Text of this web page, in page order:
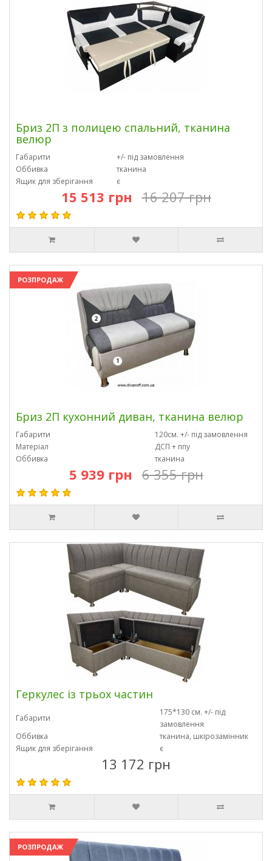
Бриз 2П з полицею спальний, тканина
велюр
Габарити
+/- під замовлення
Оббивка
тканина
Ящик для зберігання
є
15 513 грн 16 207 грн
РОЗПРОДАЖ
Бриз 2П кухонний диван, тканина велюр
Габарити
120см. +/- під замовлення
Матеріал
ДСП + ппу
Оббивка
тканина
5 939 грн 6 355 грн
Геркулес із трьох частин
Габарити
175*130 см. +/- під
замовлення
Оббивка
тканина, шкірозамінник
Ящик для зберігання
є
13 172 грн
РОЗПРОДАЖ